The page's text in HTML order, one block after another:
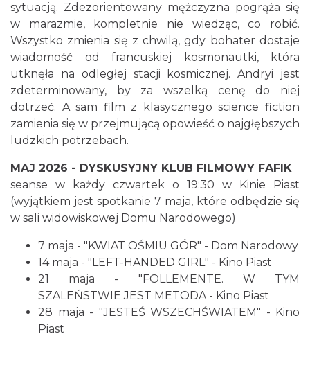
Cieszyn
2026-08-16
0.09 km
2026-08-23
0.09 km
Wystawa: Z ONDRASZKIEM PRZEZ DEKADY
60-lecie Turystycznego Klubu Kolarskiego
PTTK "Ondraszek"
Cieszyn
sytuacją. Zdezorientowany mężczyzna pogrąża się
w marazmie, kompletnie nie wiedząc, co robić.
Wszystko zmienia się z chwilą, gdy bohater dostaje
wiadomość od francuskiej kosmonautki, która
utknęła na odległej stacji kosmicznej. Andryi jest
zdeterminowany, by za wszelką cenę do niej
dotrzeć. A sam film z klasycznego science fiction
zamienia się w przejmującą opowieść o najgłębszych
ludzkich potrzebach.
MAJ 2026 - DYSKUSYJNY KLUB FILMOWY FAFIK
seanse w każdy czwartek o 19:30 w Kinie Piast
(wyjątkiem jest spotkanie 7 maja, które odbędzie się
w sali widowiskowej Domu Narodowego)
7 maja - "KWIAT OŚMIU GÓR" - Dom Narodowy
14 maja - "LEFT-HANDED GIRL" - Kino Piast
21 maja - "FOLLEMENTE. W TYM
SZALEŃSTWIE JEST METODA - Kino Piast
28 maja - "JESTEŚ WSZECHŚWIATEM" - Kino
Piast